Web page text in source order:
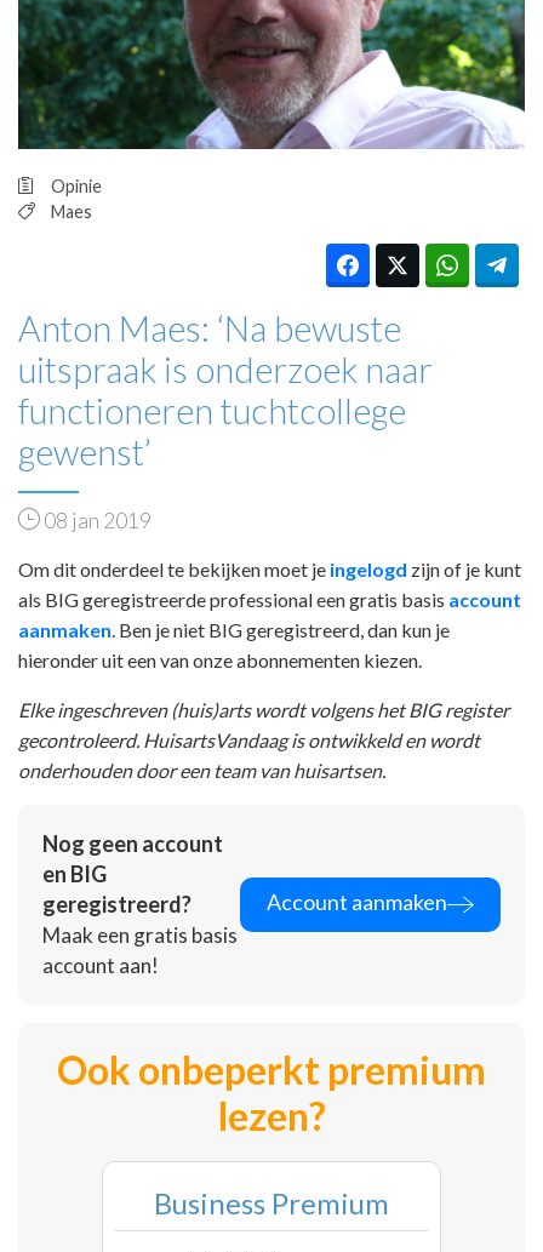
PRAKTIJKZAKEN
TARIEVEN
VPHUISARTSEN
MEDISCHE VAKHANDEL
Opinie
Maes
Anton Maes: ‘Na bewuste
uitspraak is onderzoek naar
functioneren tuchtcollege
gewenst’
08 jan 2019
Om dit onderdeel te bekijken moet je ingelogd zijn of je kunt
als BIG geregistreerde professional een gratis basis account
aanmaken . Ben je niet BIG geregistreerd, dan kun je
hieronder uit een van onze abonnementen kiezen.
Elke ingeschreven (huis)arts wordt volgens het BIG register
gecontroleerd. HuisartsVandaag is ontwikkeld en wordt
onderhouden door een team van huisartsen.
Nog geen account
en BIG
geregistreerd?
Maak een gratis basis
account aan!
Account aanmaken
Ook onbeperkt premium
lezen?
Business Premium